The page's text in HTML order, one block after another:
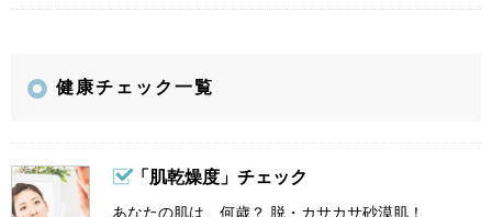
健康チェック一覧
「肌乾燥度」チェック
あなたの肌は、何歳？ 脱・カサカサ砂漠肌！